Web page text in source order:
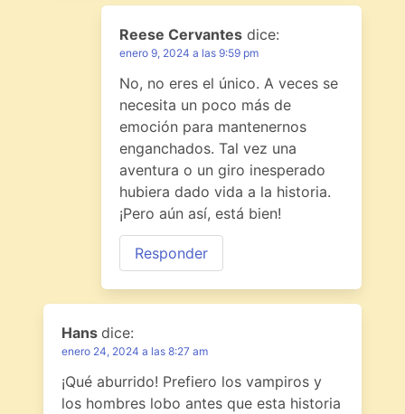
Reese Cervantes dice:
enero 9, 2024 a las 9:59 pm
No, no eres el único. A veces se
necesita un poco más de
emoción para mantenernos
enganchados. Tal vez una
aventura o un giro inesperado
hubiera dado vida a la historia.
¡Pero aún así, está bien!
Responder
Hans dice:
enero 24, 2024 a las 8:27 am
¡Qué aburrido! Prefiero los vampiros y
los hombres lobo antes que esta historia